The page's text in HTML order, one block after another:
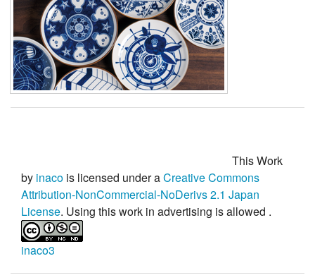
This Work
by inaco is licensed under aCreative Commons
Attribution-NonCommercial-NoDerivs 2.1 Japan
License. Using this work in advertising isallowed .
inaco3